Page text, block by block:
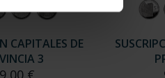
CAPITALES DE
3
€